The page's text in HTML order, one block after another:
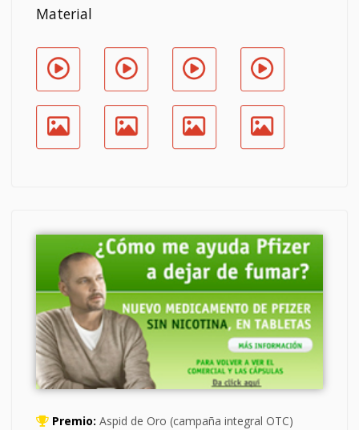
Material
Premio: Aspid de Oro (campaña integral OTC)